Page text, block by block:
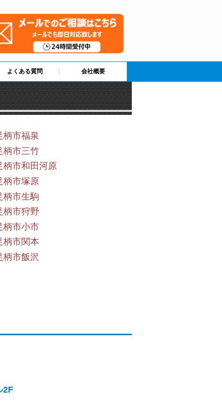
よくある質問 会社概要
柄市福泉
柄市三竹
柄市和田河原
柄市塚原
柄市生駒
柄市狩野
柄市小市
柄市関本
柄市飯沢
2F